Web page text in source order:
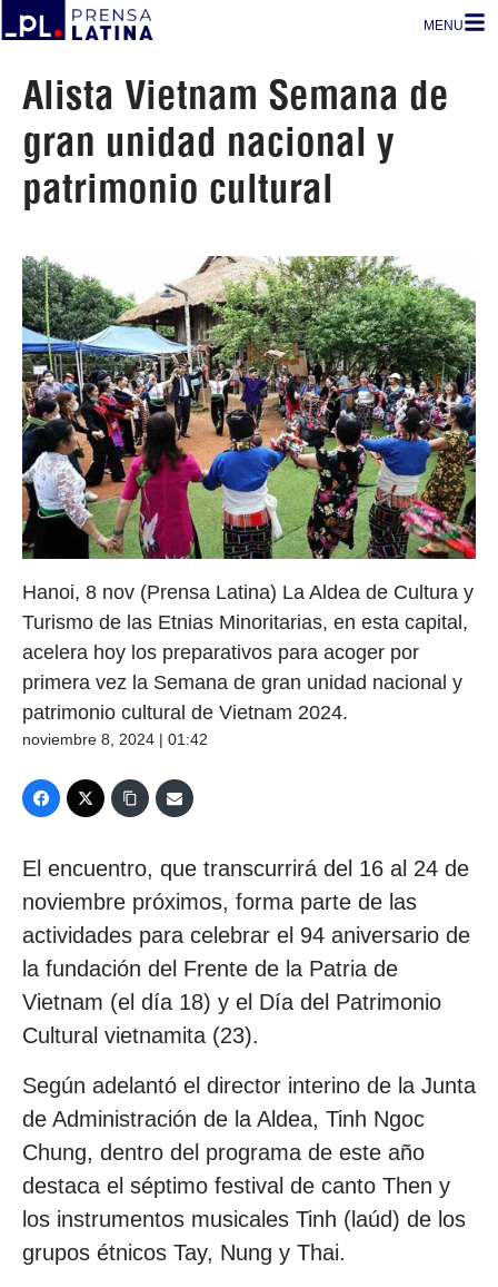
MENU
Alista Vietnam Semana de
gran unidad nacional y
patrimonio cultural
Hanoi, 8 nov (Prensa Latina) La Aldea de Cultura y
Turismo de las Etnias Minoritarias, en esta capital,
acelera hoy los preparativos para acoger por
primera vez la Semana de gran unidad nacional y
patrimonio cultural de Vietnam 2024.
noviembre 8, 2024 | 01:42
El encuentro, que transcurrirá del 16 al 24 de
noviembre próximos, forma parte de las
actividades para celebrar el 94 aniversario de
la fundación del Frente de la Patria de
Vietnam (el día 18) y el Día del Patrimonio
Cultural vietnamita (23).
Según adelantó el director interino de la Junta
de Administración de la Aldea, Tinh Ngoc
Chung, dentro del programa de este año
destaca el séptimo festival de canto Then y
los instrumentos musicales Tinh (laúd) de los
grupos étnicos Tay, Nung y Thai.